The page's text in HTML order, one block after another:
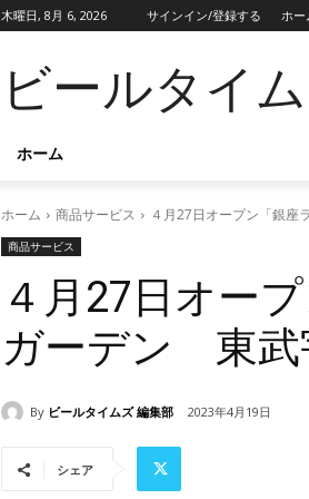
木曜日, 8月 6, 2026 サインイン/登録する ホー
ビールタイ
ホーム
ホーム 商品サービス ４月27日オープン「銀座
商品サービス
４月27日オー
ガーデン 東武
By ビールタイムズ 編集部 2023年4月19日
シェア